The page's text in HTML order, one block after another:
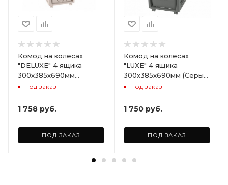
Комод на колесах
"DELUXE" 4 ящика
300х385х690мм
(Светло-бежевый)
Под заказ
1 758 руб.
ПОД ЗАКАЗ
Комод на колесах
"LUXE" 4 ящика
300х385х690мм (Серый)
ARD258086
Под заказ
1 750 руб.
ПОД ЗАКАЗ